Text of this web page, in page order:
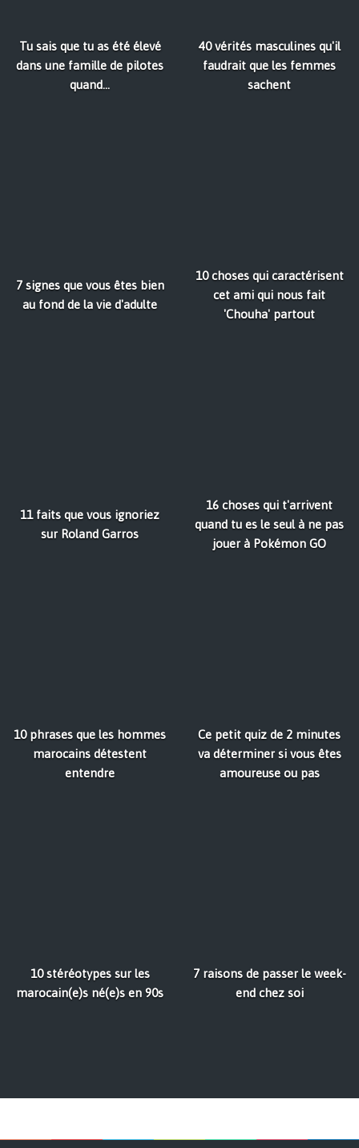
Tu sais que tu as été élevé
dans une famille de pilotes
quand…
40 vérités masculines qu'il
faudrait que les femmes
sachent
7 signes que vous êtes bien
au fond de la vie d'adulte
10 choses qui caractérisent
cet ami qui nous fait
'Chouha' partout
11 faits que vous ignoriez
sur Roland Garros
16 choses qui t'arrivent
quand tu es le seul à ne pas
jouer à Pokémon GO
10 phrases que les hommes
marocains détestent
entendre
Ce petit quiz de 2 minutes
va déterminer si vous êtes
amoureuse ou pas
10 stéréotypes sur les
marocain(e)s né(e)s en 90s
7 raisons de passer le week-
end chez soi